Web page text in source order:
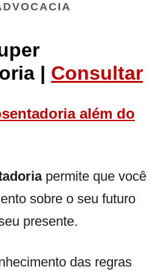
| Consultar
além do
permite que você
sobre o seu futuro
presente.
das regras